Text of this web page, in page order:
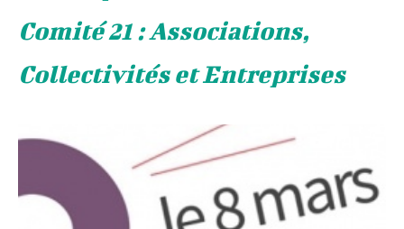
Comité 21 : Associations,
Collectivités et Entreprises